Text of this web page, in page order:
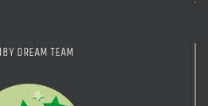
DREAM TEAM